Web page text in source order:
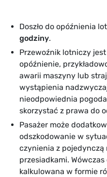
Doszło do opóźnienia
godziny.
Przewoźnik lotniczy
opóźnienie,
awarii maszyny lub
wystąpienia
nieodpowiednia
skorzystać z prawa do
Pasażer może
odszkodowanie w
czynienia z pojedynczą
przesiadkami.
kalkulowana w formie